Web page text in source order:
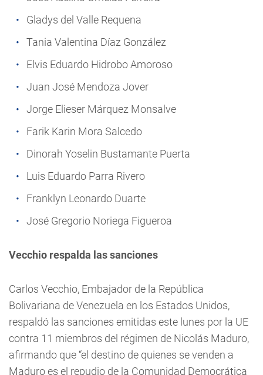
Gladys del Valle Requena
Tania Valentina Díaz González
Elvis Eduardo Hidrobo Amoroso
Juan José Mendoza Jover
Jorge Elieser Márquez Monsalve
Farik Karin Mora Salcedo
Dinorah Yoselin Bustamante Puerta
Luis Eduardo Parra Rivero
Franklyn Leonardo Duarte
José Gregorio Noriega Figueroa
Vecchio respalda las sanciones
Carlos Vecchio, Embajador de la República
Bolivariana de Venezuela en los Estados Unidos,
respaldó las sanciones emitidas este lunes por la UE
contra 11 miembros del régimen de Nicolás Maduro,
afirmando que “el destino de quienes se venden a
Maduro es el repudio de la Comunidad Democrática